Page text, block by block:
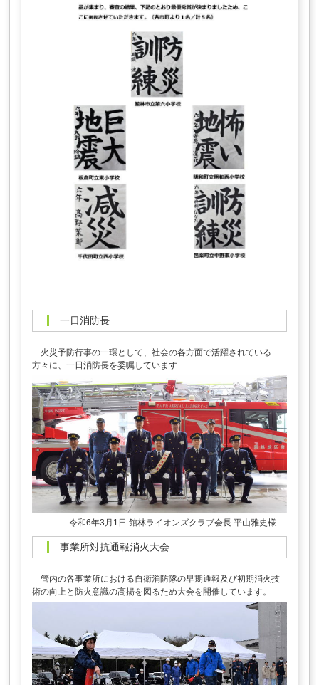
一日消防長
火災予防行事の一環として、社会の各方面で活躍されている
方々に、一日消防長を委嘱しています
令和6年3月1日 館林ライオンズクラブ会長 平山雅史様
事業所対抗通報消火大会
管内の各事業所における自衛消防隊の早期通報及び初期消火技
術の向上と防火意識の高揚を図るため大会を開催しています。